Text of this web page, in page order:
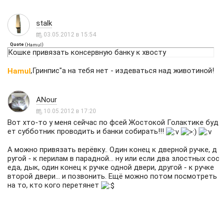
stalk
03.05.2012 в 15:54
Quote (Hamul)
Кошке привязать консервную банку к хвосту
Hamul,Гринпис"а на тебя нет - издеваться над животиной!
ANour
10.05.2012 в 17:20
Вот хто-то у меня сейчас по фсей Жостокой Голактике буд
ет субботник проводить и банки собирать!!!
А можно привязать верёвку.. Один конец к дверной ручке, д
ругой - к перилам в парадной... ну или если два злостных сос
еда, дык, один конец к ручке одной двери, другой - к ручке
второй двери... и позвонить. Ещё можно потом посмотреть
на то, кто кого перетянет